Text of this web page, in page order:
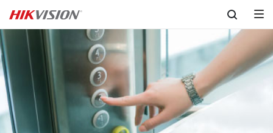
Skip to content